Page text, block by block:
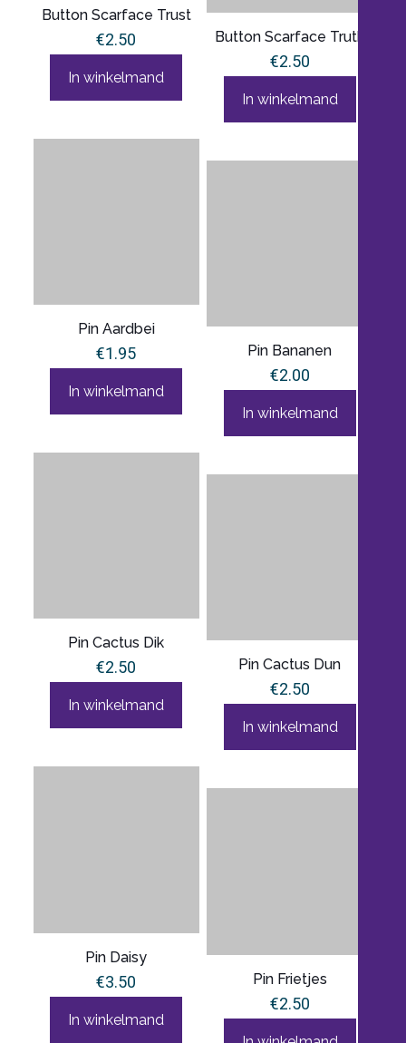
Button Scarface Trust
€2.50
In winkelmand
Button Scarface Truth
€2.50
In winkelmand
Pin Aardbei
€1.95
In winkelmand
Pin Bananen
€2.00
In winkelmand
Pin Cactus Dik
€2.50
In winkelmand
Pin Cactus Dun
€2.50
In winkelmand
Pin Daisy
€3.50
In winkelmand
Pin Frietjes
€2.50